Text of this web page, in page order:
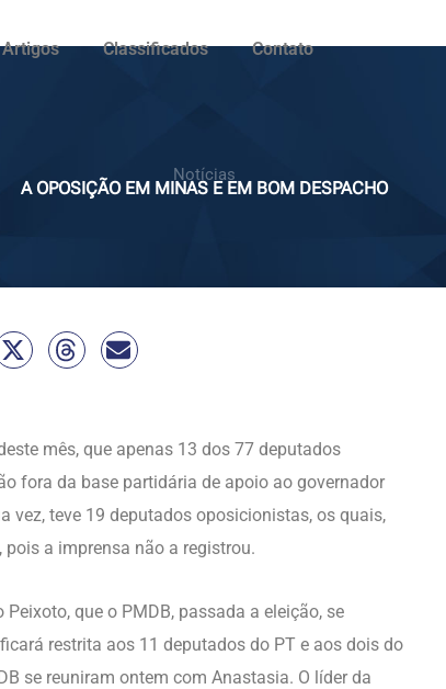
Artigos Classificados Contato
Notícias
A OPOSIÇÃO EM MINAS E EM BOM DESPACHO
mês, que apenas 13 dos 77 deputados
fora da base partidária de apoio ao governador
vez, teve 19 deputados oposicionistas, os quais,
a imprensa não a registrou.
que o PMDB, passada a eleição, se
restrita aos 11 deputados do PT e aos dois do
se reuniram ontem com Anastasia. O líder da